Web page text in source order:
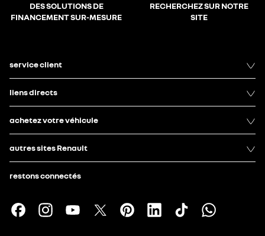
DES SOLUTIONS DE
FINANCEMENT SUR-MESURE
RECHERCHEZ SUR NOTRE
SITE
service client
liens directs
achetez votre véhicule
autres sites Renault
restons connectés